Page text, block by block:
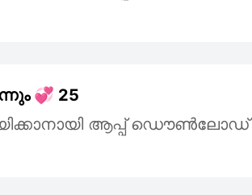
💞 25
ആപ്പ് ഡൌൺലോഡ്